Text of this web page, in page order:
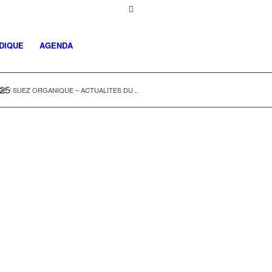
AGENDA
/ SUEZ ORGANIQUE – ACTUALITES DU...